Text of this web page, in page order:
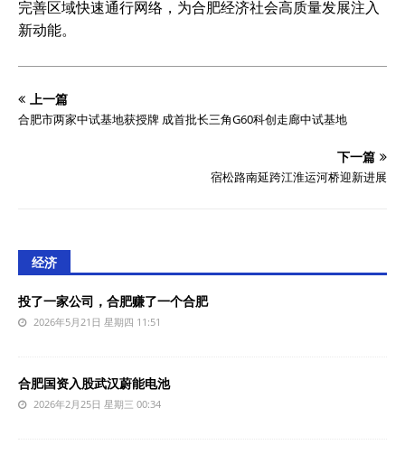
完善区域快速通行网络，为合肥经济社会高质量发展注入
新动能。
上一篇
合肥市两家中试基地获授牌 成首批长三角G60科创走廊中试基地
下一篇
宿松路南延跨江淮运河桥迎新进展
经济
投了一家公司，合肥赚了一个合肥
2026年5月21日 星期四 11:51
合肥国资入股武汉蔚能电池
2026年2月25日 星期三 00:34